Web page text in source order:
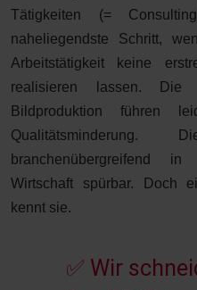
Tätigkeiten (=
naheliegendste Schritt,
Arbeitstätigkeit keine
realisieren lassen. Die
Bildproduktion führen
branchenübergreifend
Wirtschaft spürbar. Doch
kennt sie.
✅ Wir schnei